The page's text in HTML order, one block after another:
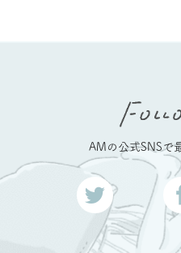
AMの公式SNSで